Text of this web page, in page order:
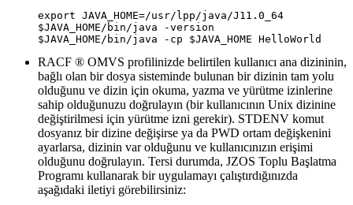
export JAVA_HOME=/usr/lpp/java/J11.0_64
$JAVA_HOME/bin/java -version
$JAVA_HOME/bin/java -cp $JAVA_HOME HelloWorld
RACF ® OMVS profilinizde belirtilen kullanıcı ana dizininin,
bağlı olan bir dosya sisteminde bulunan bir dizinin tam yolu
olduğunu ve dizin için okuma, yazma ve yürütme izinlerine
sahip olduğunuzu doğrulayın (bir kullanıcının Unix dizinine
değiştirilmesi için yürütme izni gerekir). STDENV komut
dosyanız bir dizine değişirse ya da PWD ortam değişkenini
ayarlarsa, dizinin var olduğunu ve kullanıcınızın erişimi
olduğunu doğrulayın. Tersi durumda, JZOS Toplu Başlatma
Programı kullanarak bir uygulamayı çalıştırdığınızda
aşağıdaki iletiyi görebilirsiniz: